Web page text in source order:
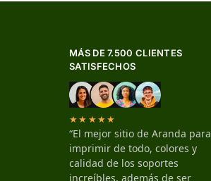
MÁS DE 7.500 CLIENTES
SATISFECHOS
★★★★★
“El mejor sitio de Aranda para
imprimir de todo, colores y
calidad de los soportes
increíbles, además de ser